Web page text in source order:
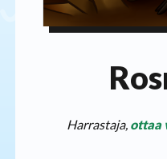
Harrastaja, ottaa